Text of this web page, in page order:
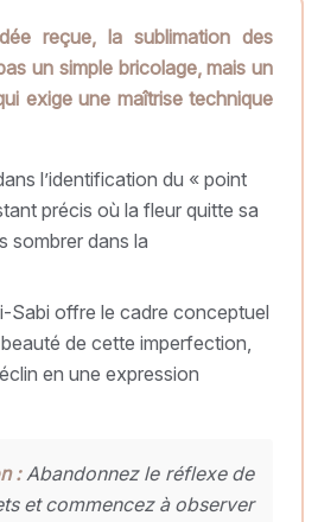
reçue, la sublimation des
un simple bricolage, mais un
exige une maîtrise technique
l’identification du « point
précis où la fleur quitte sa
sombrer dans la
Sabi offre le cadre conceptuel
de cette imperfection,
en une expression
:Abandonnez le réflexe de
et commencez à observer